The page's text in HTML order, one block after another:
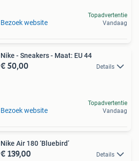
Bezoek website
Topadvertentie
Vandaag
Nike - Sneakers - Maat: EU 44
€ 50,00 Details
Bezoek website
Topadvertentie
Vandaag
Nike Air 180 ‘Bluebird’
€ 139,00 Details